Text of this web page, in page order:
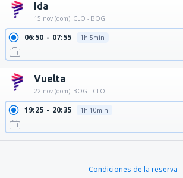
Ida
15 nov (dom) CLO - BOG
06:50 07:55 1h 5min
Vuelta
22 nov (dom) BOG - CLO
19:25 20:35 1h 10min
Condiciones de la reserva